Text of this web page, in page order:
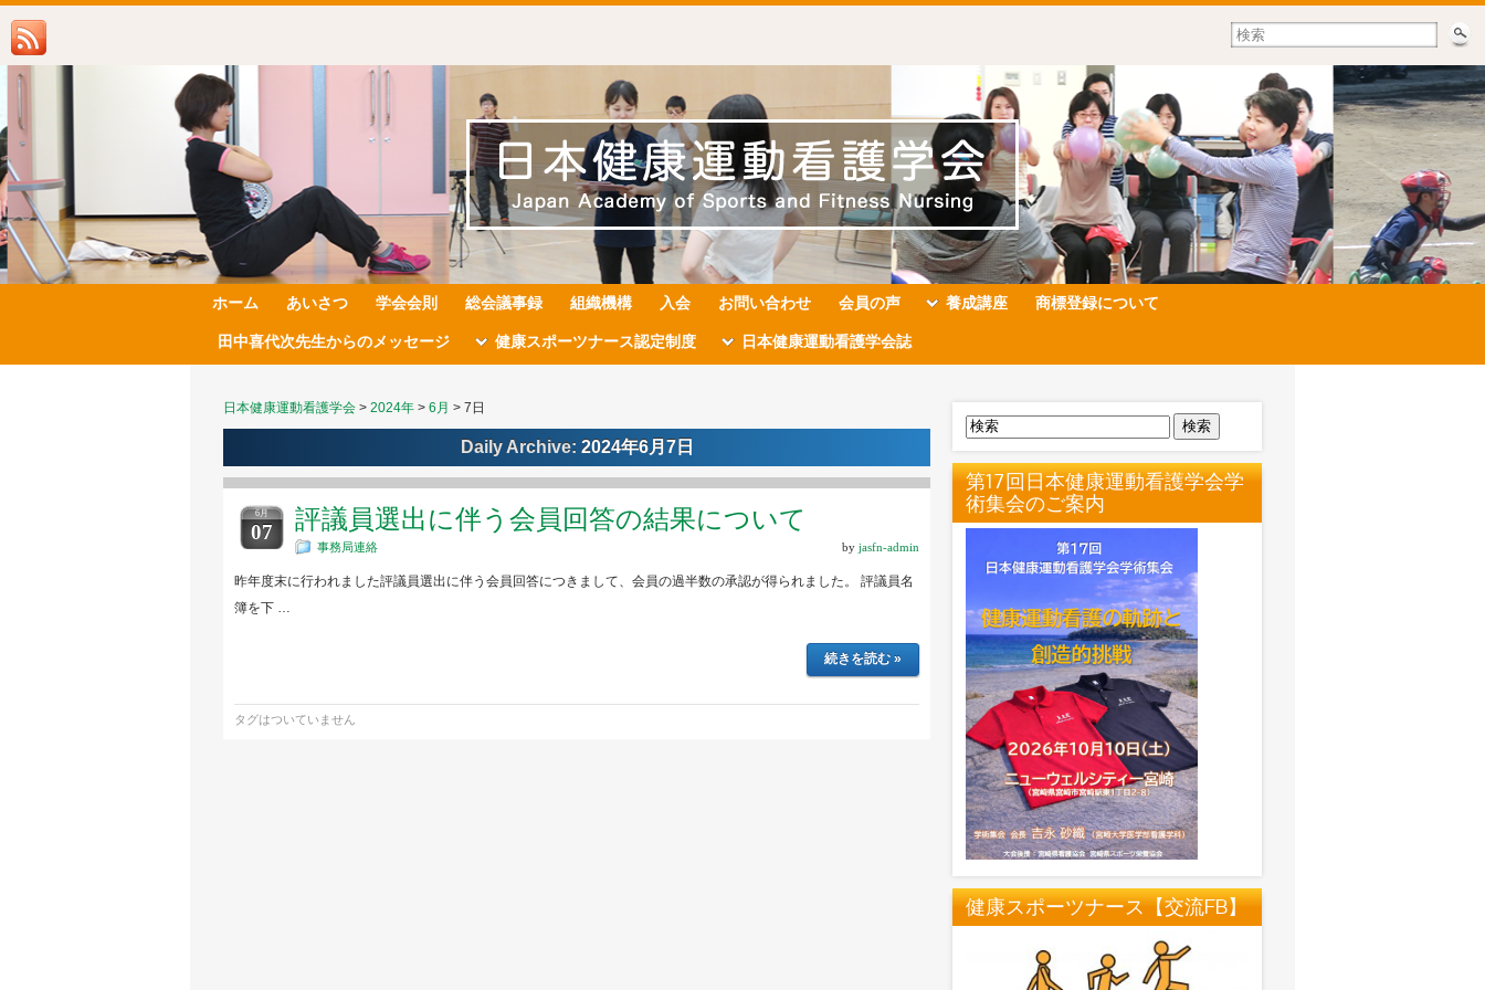
ホーム あいさつ 学会会則 総会議事録 組織機構 入会 お問い合わせ 会員の声 養成講座 商標登録について
田中喜代次先生からのメッセージ 健康スポーツナース認定制度 日本健康運動看護学会誌
日本健康運動看護学会 > 2024年 > 6月 > 7日
Daily Archive: 2024年6月7日
6月
07 評議員選出に伴う会員回答の結果について
事務局連絡 by jasfn-admin
昨年度末に行われました評議員選出に伴う会員回答につきまして、会員の過半数の承認が得られました。 評議員名
簿を下 …
続きを読む »
タグはついていません
検索
第17回日本健康運動看護学会学
術集会のご案内
健康スポーツナース【交流FB】